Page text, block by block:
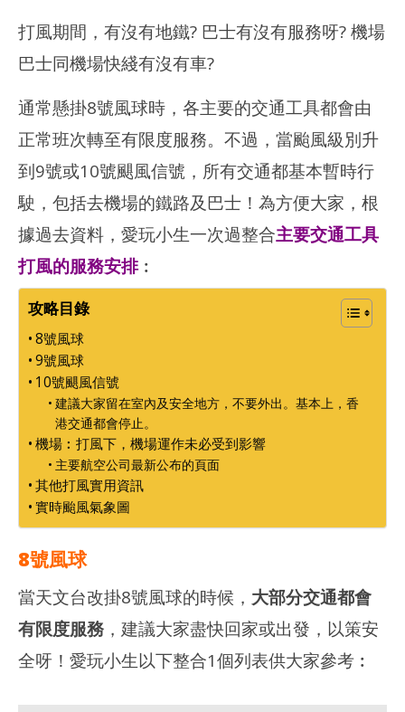
打風要知！ | 颱風下主要交通工具的服務安排(港鐵/機鐵/巴士/的士/
金巴/飛機升降)
2025
年 9
月
20
日
愛
生
愛
打風期間，有沒有地鐵? 巴士有沒有服務呀? 機場
巴士同機場快綫有沒有車?
通常懸掛8號風球時，各主要的交通工具都會由
正常班次轉至有限度服務。不過，當颱風級別升
到9號或10號颶風信號，所有交通都基本暫時行
駛，包括去機場的鐵路及巴士！為方便大家，根
據過去資料，愛玩小生一次過整合主要交通工具
打風的服務安排︰
攻略目錄
8號風球
9號風球
10號颶風信號
建議大家留在室內及安全地方，不要外出。基本上，香
港交通都會停止。
機場︰打風下，機場運作未必受到影響
主要航空公司最新公布的頁面
其他打風實用資訊
實時颱風氣象圖
8號風球
當天文台改掛8號風球的時候， 大部分交通都會
有限度服務 ，建議大家盡快回家或出發，以策安
全呀！愛玩小生以下整合1個列表供大家參考︰